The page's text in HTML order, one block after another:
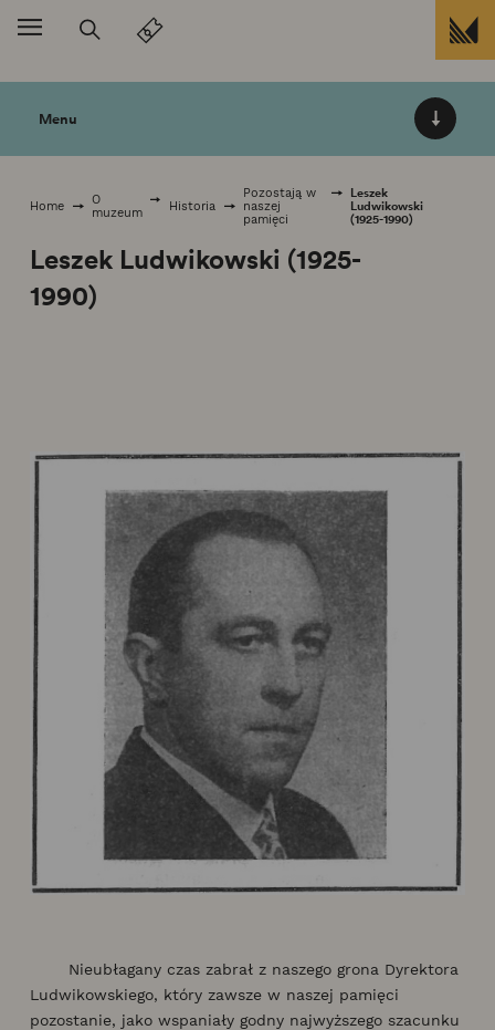
Przejdź do treści
Menu
Home
O
muzeum
Historia
Pozostają w
naszej
pamięci
Leszek
Ludwikowski
(1925-1990)
Leszek Ludwikowski (1925-
1990)
Nieubłagany czas zabrał z naszego grona Dyrektora
Ludwikowskiego, który zawsze w naszej pamięci
pozostanie, jako wspaniały godny najwyższego szacunku